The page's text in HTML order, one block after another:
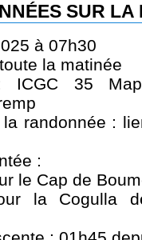
SUR LA
à 07h30
la matinée
ICGC 35
randonnée :
:
le Cap de
la Cogulla